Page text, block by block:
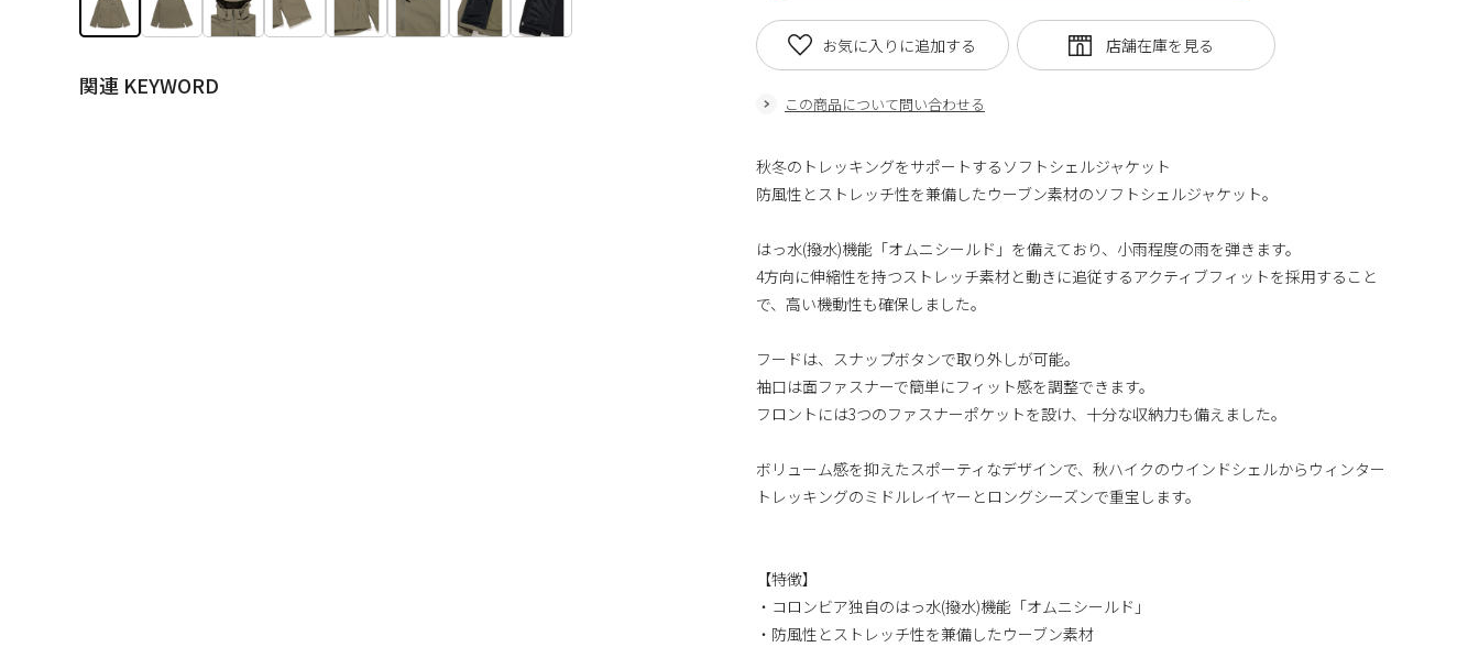
関連 KEYWORD
この商品について問い合わせる
お気に入りに追加する
秋冬のトレッキングをサポートするソフトシェルジャケット
防風性とストレッチ性を兼備したウーブン素材のソフトシェルジャケット。
はっ水(撥水)機能「オムニシールド」を備えており、小雨程度の雨を弾きます。
4方向に伸縮性を持つストレッチ素材と動きに追従するアクティブフィットを採用すること
で、高い機動性も確保しました。
フードは、スナップボタンで取り外しが可能。
袖口は面ファスナーで簡単にフィット感を調整できます。
フロントには3つのファスナーポケットを設け、十分な収納力も備えました。
ボリューム感を抑えたスポーティなデザインで、秋ハイクのウインドシェルからウィンター
トレッキングのミドルレイヤーとロングシーズンで重宝します。
【特徴】
・コロンビア独自のはっ水(撥水)機能「オムニシールド」
・防風性とストレッチ性を兼備したウーブン素材